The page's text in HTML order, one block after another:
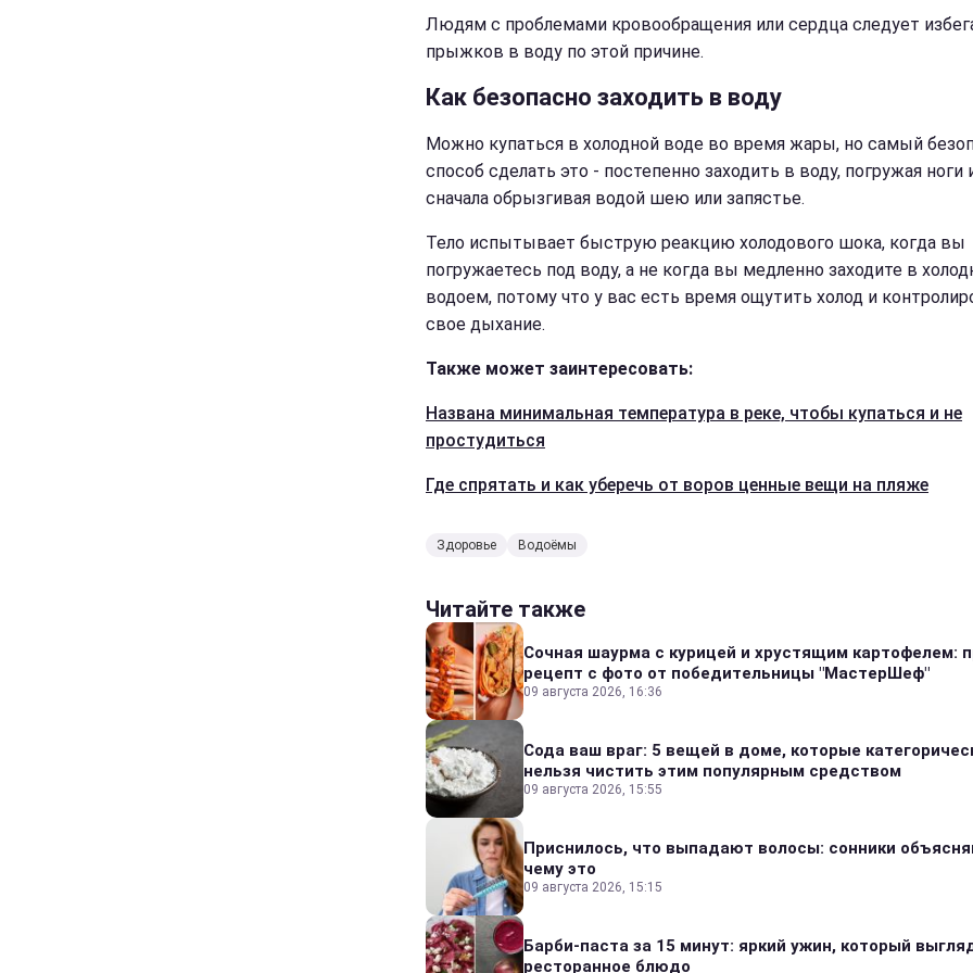
Людям с проблемами кровообращения или сердца следует
прыжков в воду по этой причине.
Как безопасно заходить в воду
Можно купаться в холодной воде во время жары, но самый
способ сделать это - постепенно заходить в воду, погружая ноги
сначала обрызгивая водой шею или запястье.
Тело испытывает быструю реакцию холодового шока, когда вы
погружаетесь под воду, а не когда вы медленно заходите в
водоем, потому что у вас есть время ощутить холод и
свое дыхание.
Также может заинтересовать:
Названа минимальная температура в реке, чтобы купаться и не
простудиться
Где спрятать и как уберечь от воров ценные вещи на пляже
Здоровье Водоёмы
Читайте также
Сочная шаурма с курицей и хрустящим картофелем:
рецепт с фото от победительницы "МастерШеф"
09 августа 2026, 16:36
Сода ваш враг: 5 вещей в доме, которые
нельзя чистить этим популярным средством
09 августа 2026, 15:55
Приснилось, что выпадают волосы: сонники
чему это
09 августа 2026, 15:15
Барби-паста за 15 минут: яркий ужин, который
ресторанное блюдо